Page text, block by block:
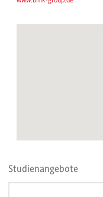
Studienangebote